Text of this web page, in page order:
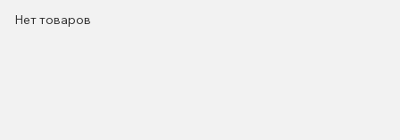
Нет товаров